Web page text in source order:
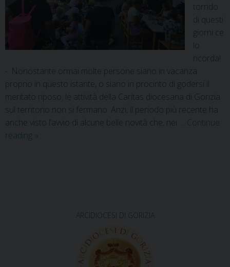
torrido
di questi
giorni ce
ricorda!
-. Nonostante ormai molte persone siano in vacanza
proprio in questo istante, o siano in procinto di godersi il
meritato riposo, le attività della Caritas diocesana di Gorizia
sul territorio non si fermano. Anzi, il periodo più recente ha
anche visto l’avvio di alcune belle novità che, nei … Continue
reading »
ARCIDIOCESI DI GORIZIA